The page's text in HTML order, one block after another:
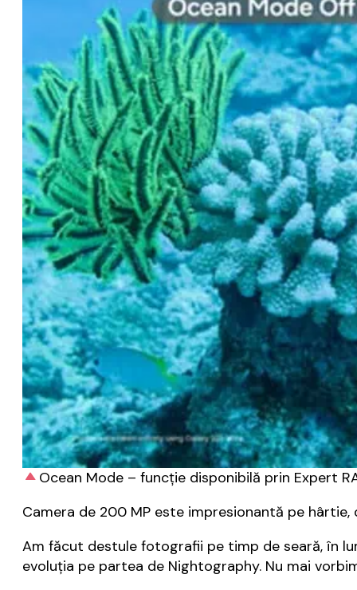
Ocean Mode – funcție disponibilă prin Expert
Camera de 200 MP este impresionantă pe
Am făcut destule fotografii pe timp de seară, în
evoluția pe partea de Nightography. Nu mai